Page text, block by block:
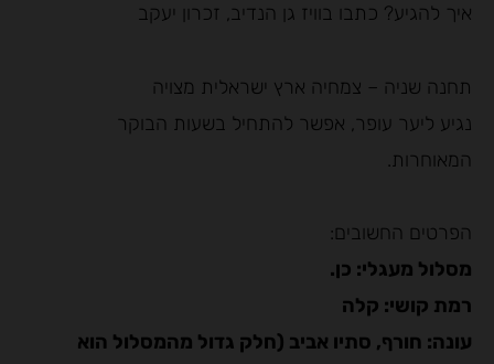
איך להגיע? כתבו בוויז גן הנדיב, זכרון יעקב
תחנה שניה – צמחיה ארץ ישראלית מצויה
נגיע ליער עופר, אפשר להתחיל בשעות הבוקר
המאוחרות.
הפרטים החשובים:
מסלול מעגלי: כן.
רמת קושי: קלה
עונה: חורף, סתיו אביב (חלק גדול מהמסלול הוא